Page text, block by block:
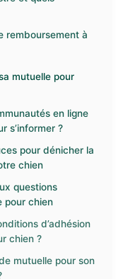
remboursement à
mutuelle pour
en ligne
s’informer ?
pour dénicher la
chien
questions
pour chien
d’adhésion
chien ?
mutuelle pour son